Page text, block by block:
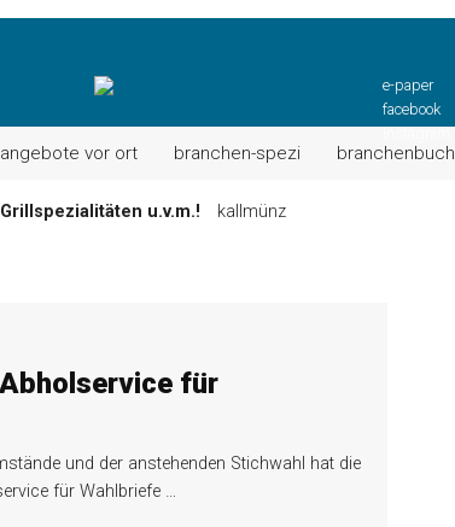
e-paper
facebook
angebote vor ort branchen-spezi branchenbuch
u.v.m.!
kallmünz
Ihrer Region!
Wochenangebot! maxhütte-haidhof
für
und der anstehenden Stichwahl hat die
für Wahlbriefe …